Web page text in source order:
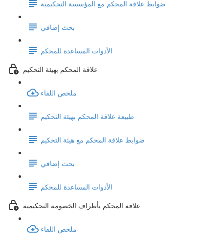
ضوابط علاقة المحكم مع المؤسسة التحكيمية
بحث إضافي
الأدوات المساعدة للمحكم
علاقة المحكم بهيئة التحكيم
ملخص اللقاء
طبيعة علاقة المحكم بهيئة التحكيم
ضوابط علاقة المحكم مع هيئة التحكيم
بحث إضافي
الأدوات المساعدة للمحكم
علاقة المحكم بأطراف الخصومة التحكيمية
ملخص اللقاء